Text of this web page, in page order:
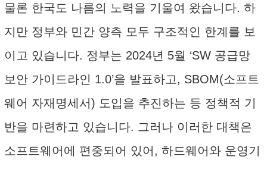
물론 한국도 나름의 노력을 기울여 왔습니다. 하
지만 정부와 민간 양측 모두 구조적인 한계를 보
이고 있습니다. 정부는 2024년 5월 ‘SW 공급망
보안 가이드라인 1.0’을 발표하고, SBOM(소프트
웨어 자재명세서) 도입을 추진하는 등 정책적 기
반을 마련하고 있습니다. 그러나 이러한 대책은
소프트웨어에 편중되어 있어, 하드웨어와 운영기